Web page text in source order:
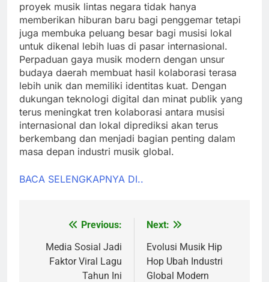
proyek musik lintas negara tidak hanya
memberikan hiburan baru bagi penggemar tetapi
juga membuka peluang besar bagi musisi lokal
untuk dikenal lebih luas di pasar internasional.
Perpaduan gaya musik modern dengan unsur
budaya daerah membuat hasil kolaborasi terasa
lebih unik dan memiliki identitas kuat. Dengan
dukungan teknologi digital dan minat publik yang
terus meningkat tren kolaborasi antara musisi
internasional dan lokal diprediksi akan terus
berkembang dan menjadi bagian penting dalam
masa depan industri musik global.
BACA SELENGKAPNYA DI..
navigation
Previous:
Media Sosial Jadi
Faktor Viral Lagu
Tahun Ini
Next:
Evolusi Musik Hip
Hop Ubah Industri
Global Modern